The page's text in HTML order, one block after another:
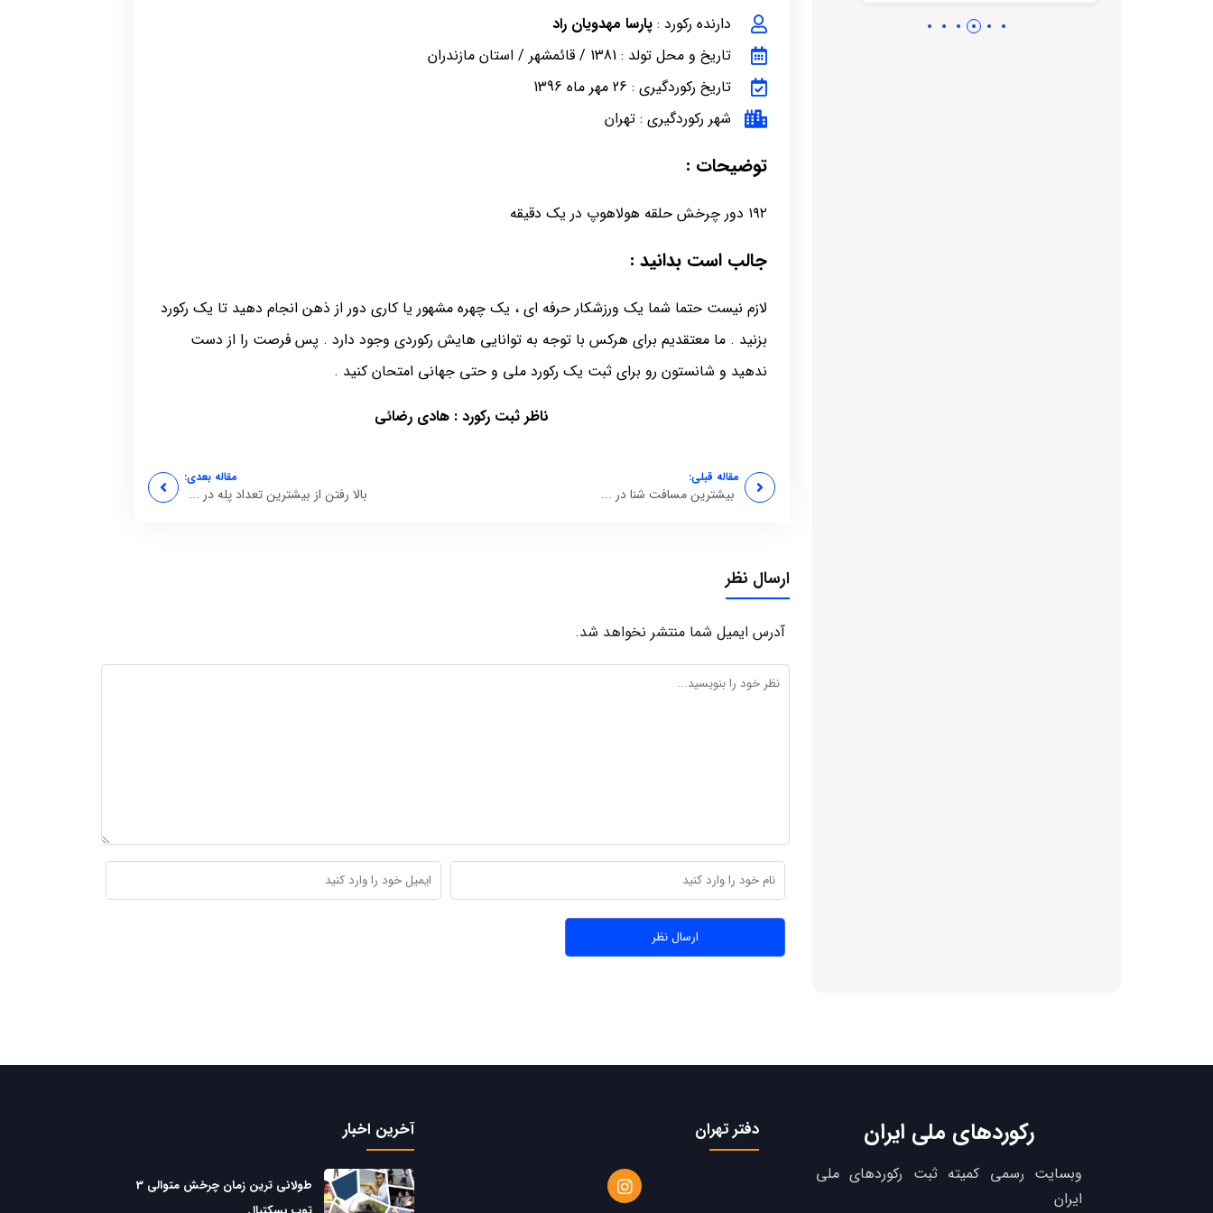
دارنده رکورد : پارسا مهدویان راد
تاریخ و محل تولد : 1381 / قائمشهر / استان مازندران
تاریخ رکوردگیری : 26 مهر ماه 1396
شهر رکوردگیری : تهران
توضیحات :
۱۹۲ دور چرخش حلقه هولاهوپ در یک دقیقه
جالب است بدانید :
لازم نیست حتما شما یک ورزشکار حرفه ای ، یک چهره مشهور یا کاری دور از ذهن انجام دهید تا یک رکورد
بزنید . ما معتقدیم برای هرکس با توجه به توانایی هایش رکوردی وجود دارد . پس فرصت را از دست
ندهید و شانستون رو برای ثبت یک رکورد ملی و حتی جهانی امتحان کنید .
ناظر ثبت رکورد : هادی رضائی
مقاله قبلی:
بیشترین مسافت شنا در ...
مقاله بعدی:
بالا رفتن از بیشترین تعداد پله در ...
ارسال نظر
آدرس ایمیل شما منتشر نخواهد شد.
رکوردهای ملی ایران
وبسایت رسمی کمیته ثبت رکوردهای ملی
ایران
دفتر تهران آخرین اخبار
طولانی ترین زمان چرخش متوالی 3